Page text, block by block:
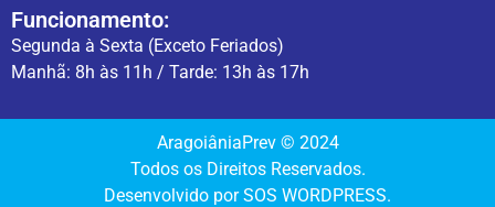
Funcionamento:
Segunda à Sexta (Exceto Feriados)
Manhã: 8h às 11h / Tarde: 13h às 17h
AragoiâniaPrev © 2024
Todos os Direitos Reservados.
Desenvolvido por SOS WORDPRESS.